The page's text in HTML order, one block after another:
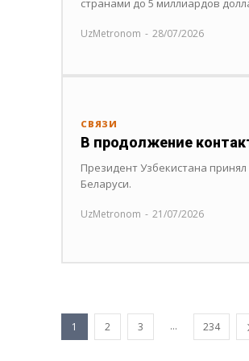
странами до 5 миллиардов
UzMetronom - 28/07/2026
СВЯЗИ
В продолжение
Президент Узбекистана
Беларуси.
UzMetronom - 21/07/2026
1 2 3 ... 234